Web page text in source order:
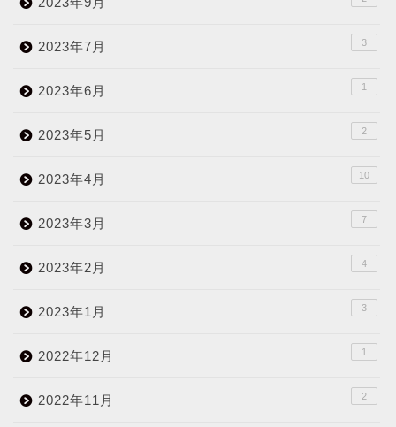
2023年7月 3
2023年6月 1
2023年5月 2
2023年4月 10
2023年3月 7
2023年2月 4
2023年1月 3
2022年12月 1
2022年11月 2